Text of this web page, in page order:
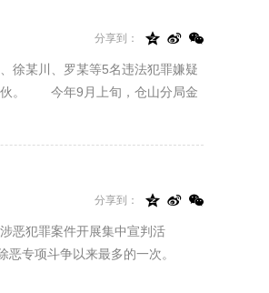
分享到：   
徐某川、罗某等5名违法犯罪嫌疑
伙。 今年9月上旬，仓山分局金
分享到：   
恶犯罪案件开展集中宣判活
除恶专项斗争以来最多的一次。